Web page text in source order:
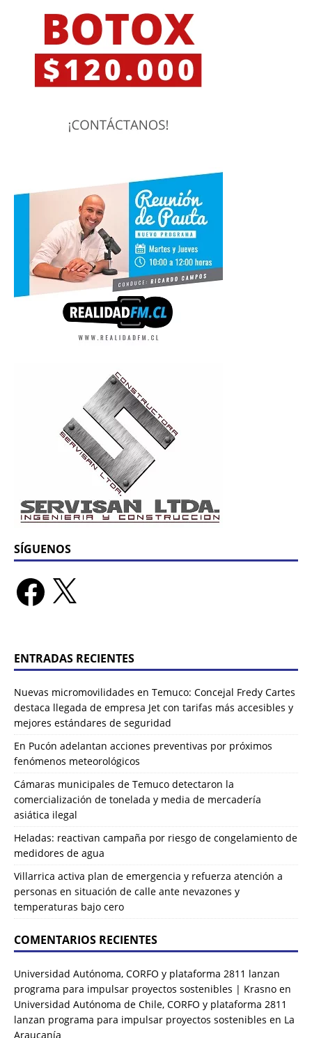
SÍGUENOS
ENTRADAS RECIENTES
Nuevas micromovilidades en Temuco: Concejal Fredy Cartes
destaca llegada de empresa Jet con tarifas más accesibles y
mejores estándares de seguridad
En Pucón adelantan acciones preventivas por próximos
fenómenos meteorológicos
Cámaras municipales de Temuco detectaron la
comercialización de tonelada y media de mercadería
asiática ilegal
Heladas: reactivan campaña por riesgo de congelamiento de
medidores de agua
Villarrica activa plan de emergencia y refuerza atención a
personas en situación de calle ante nevazones y
temperaturas bajo cero
COMENTARIOS RECIENTES
Universidad Autónoma, CORFO y plataforma 2811 lanzan
programa para impulsar proyectos sostenibles | Krasno en
Universidad Autónoma de Chile, CORFO y plataforma 2811
lanzan programa para impulsar proyectos sostenibles en La
Araucanía